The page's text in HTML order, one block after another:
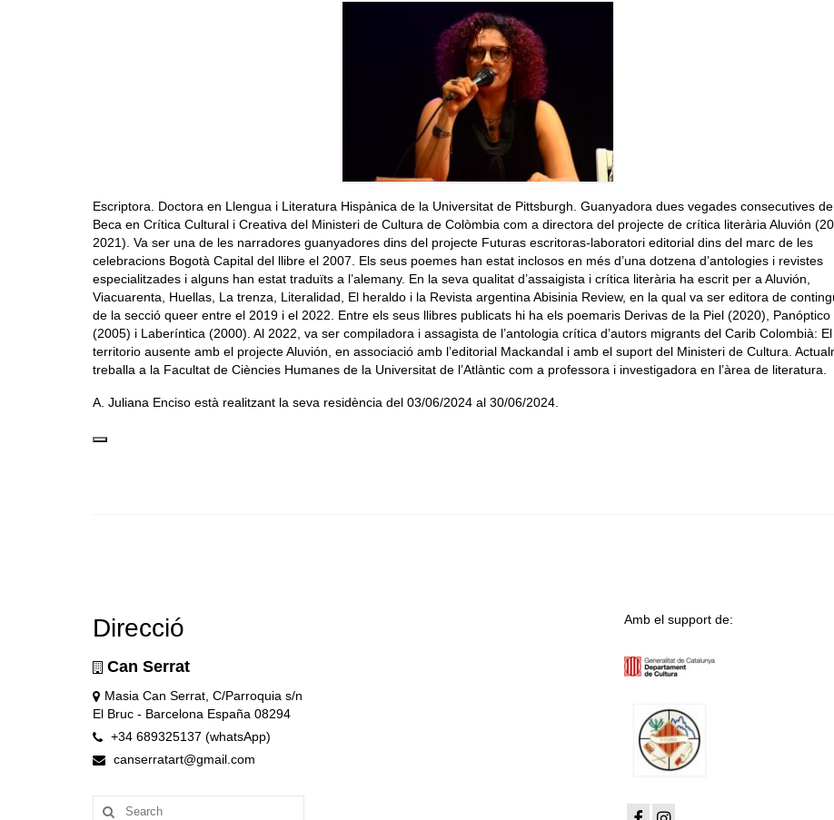
Escriptora. Doctora en Llengua i Literatura Hispànica de la Universitat de Pittsburgh. Guanyadora dues vegades consecutives
Beca en Crítica Cultural i Creativa del Ministeri de Cultura de Colòmbia com a directora del projecte de crítica literària Aluvión
2021). Va ser una de les narradores guanyadores dins del projecte Futuras escritoras-laboratori editorial dins del marc de les
celebracions Bogotà Capital del llibre el 2007. Els seus poemes han estat inclosos en més d’una dotzena d’antologies i revistes
especialitzades i alguns han estat traduïts a l’alemany. En la seva qualitat d’assaigista i crítica literària ha escrit per a Aluvión,
Viacuarenta, Huellas, La trenza, Literalidad, El heraldo i la Revista argentina Abisinia Review, en la qual va ser editora de
de la secció queer entre el 2019 i el 2022. Entre els seus llibres publicats hi ha els poemaris Derivas de la Piel (2020), Panóptico
(2005) i Laberíntica (2000). Al 2022, va ser compiladora i assagista de l’antologia crítica d’autors migrants del Carib Colombià: El
territorio ausente amb el projecte Aluvión, en associació amb l’editorial Mackandal i amb el suport del Ministeri de Cultura.
treballa a la Facultat de Ciències Humanes de la Universitat de l’Atlàntic com a professora i investigadora en l’àrea de literatura.
A. Juliana Enciso està realitzant la seva residència del 03/06/2024 al 30/06/2024.
Direcció
Can Serrat
Masia Can Serrat, C/Parroquia s/n
El Bruc - Barcelona España 08294
+34 689325137 (whatsApp)
canserratart@gmail.com
Search
Amb el support de: